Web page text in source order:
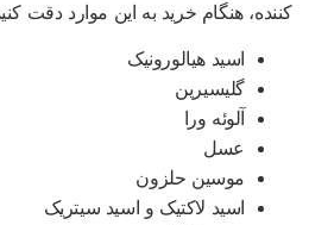
هنگام خرید به این موارد دقت کنید:
اسید هیالورونیک
گلیسیرین
آلوئه ورا
عسل
موسین حلزون
اسید لاکتیک و اسید سیتریک